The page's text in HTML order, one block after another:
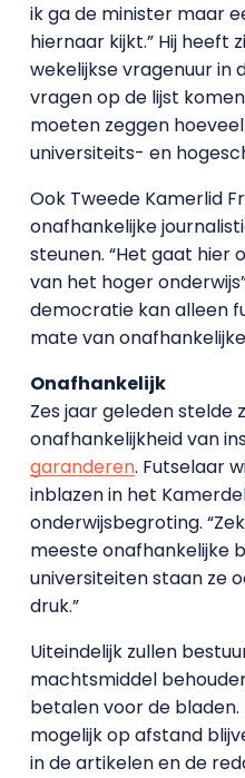
ik ga de minister maar
hiernaar kijkt.” Hij heeft
wekelijkse vragenuur in
vragen op de lijst
moeten zeggen
universiteits- en
Ook Tweede Kamerlid
onafhankelijke
steunen. “Het gaat hier
van het hoger
democratie kan alleen
mate van
Onafhankelijk
Zes jaar geleden stelde
onafhankelijkheid van
garanderen. Futselaar
inblazen in het
onderwijsbegroting.
meeste onafhankelijke
universiteiten staan ze
druk.”
Uiteindelijk zullen
machtsmiddel
betalen voor de
mogelijk op afstand
in de artikelen en de